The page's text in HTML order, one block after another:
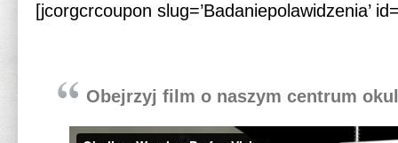
[jcorgcrcoupon slug=’Badaniepolawidzenia’
Obejrzyj film o naszym centrum